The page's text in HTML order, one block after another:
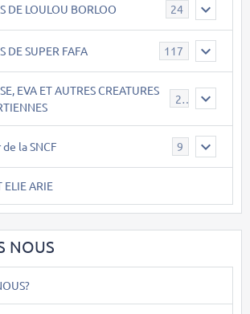
DE LOULOU BORLOO 24
DE SUPER FAFA 117
EVA ET AUTRES CREATURES
26
la SNCF 9
ARIE
NOUS